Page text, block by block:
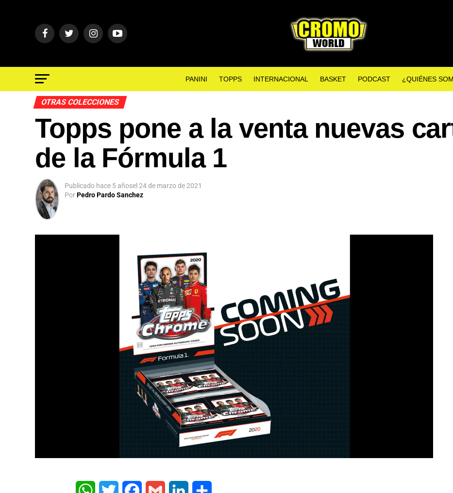
PANINI TOPPS INTERNACIONAL BASKET PODCAST ¿QUIÉNES
OTRAS COLECCIONES
Topps pone a la venta nuevas
de la Fórmula 1
Publicado hace 5 añosel 24 de marzo de 2021
PorPedro Pardo Sanchez